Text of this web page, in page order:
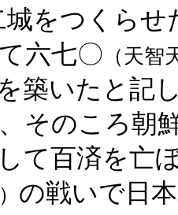
城をつくらせ
六七〇 （天智
築いたと記
そのころ朝
て百済を亡
の戦いで日